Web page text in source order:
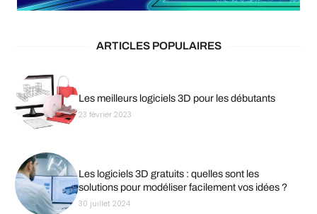
ARTICLES POPULAIRES
Les meilleurs logiciels 3D pour les débutants
23 février 2023
Les logiciels 3D gratuits : quelles sont les
solutions pour modéliser facilement vos idées ?
30 juillet 2024